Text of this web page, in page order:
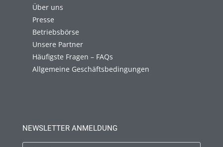
Über uns
Presse
Betriebsbörse
Unsere Partner
Häufigste Fragen – FAQs
Allgemeine Geschäftsbedingungen
NEWSLETTER ANMELDUNG